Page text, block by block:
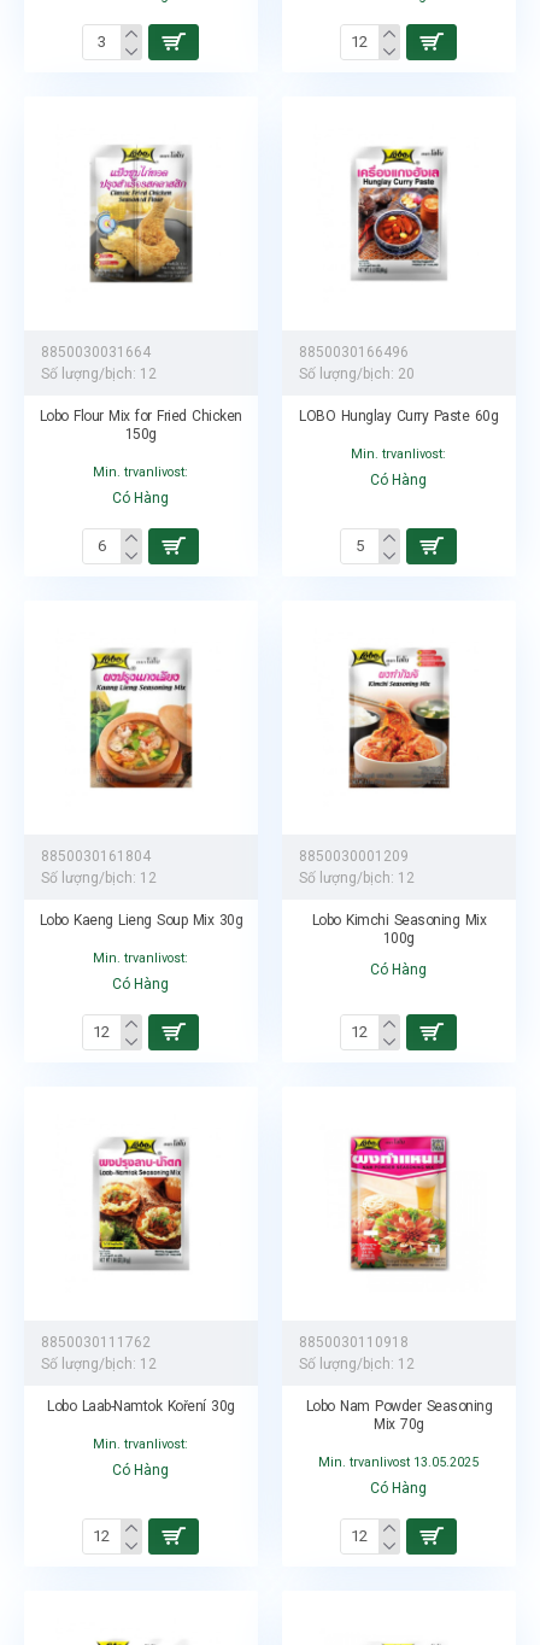
8850030031664
Số lượng/bịch: 12
Lobo Flour Mix for Fried Chicken
150g
Min. trvanlivost:
Có Hàng
8850030166496
Số lượng/bịch: 20
LOBO Hunglay Curry Paste 60g
Min. trvanlivost:
Có Hàng
8850030161804
Số lượng/bịch: 12
Lobo Kaeng Lieng Soup Mix 30g
Min. trvanlivost:
Có Hàng
8850030001209
Số lượng/bịch: 12
Lobo Kimchi Seasoning Mix
100g
Có Hàng
8850030111762
Số lượng/bịch: 12
Lobo Laab-Namtok Koření 30g
Min. trvanlivost:
Có Hàng
8850030110918
Số lượng/bịch: 12
Lobo Nam Powder Seasoning
Mix 70g
Min. trvanlivost 13.05.2025
Có Hàng